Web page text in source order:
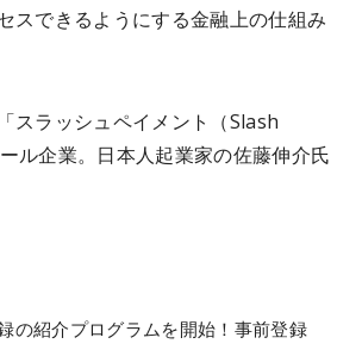
スできるようにする金融上の仕組み
スラッシュペイメント（Slash
ル企業。日本人起業家の佐藤伸介氏
の紹介プログラムを開始！事前登録